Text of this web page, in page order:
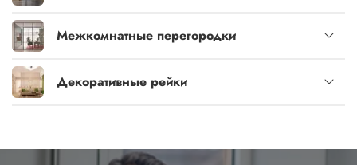
Межкомнатные перегородки
Декоративные рейки